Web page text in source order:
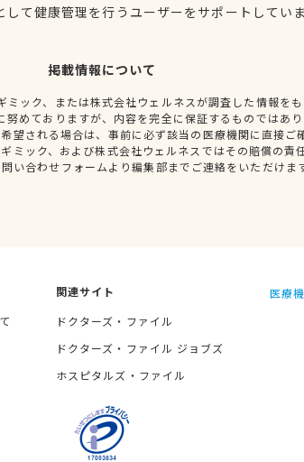
して健康管理を行うユーザーをサポートしてい
掲載情報について
ミック、または株式会社ウェルネスが調査した情報を
努めておりますが、内容を完全に保証するものではあ
望される場合は、事前に必ず該当の医療機関に直接ご
ミック、および株式会社ウェルネスではその賠償の責
い合わせフォームより編集部までご連絡をいただけま
関連サイト
ドクターズ・ファイル
ドクターズ・ファイル ジョブズ
ホスピタルズ・ファイル
医療